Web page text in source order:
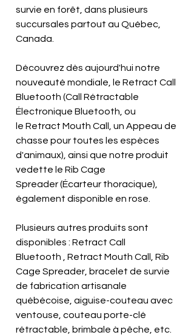
survie en forêt, dans plusieurs
succursales partout au Québec,
Canada.
Découvrez dès aujourd'hui notre
nouveauté mondiale, le Retract Call
Bluetooth (Call Rétractable
Électronique Bluetooth, ou
le Retract Mouth Call, un Appeau de
chasse pour toutes les espèces
d'animaux), ainsi que notre produit
vedette le Rib Cage
Spreader (Écarteur thoracique),
également disponible en rose.
Plusieurs autres produits sont
disponibles : Retract Call
Bluetooth , Retract Mouth Call, Rib
Cage Spreader, bracelet de survie
de fabrication artisanale
québécoise, aiguise-couteau avec
ventouse, couteau porte-clé
rétractable, brimbale à pêche, etc.